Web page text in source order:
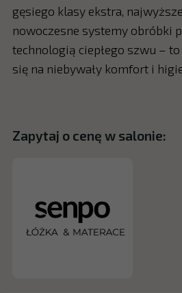
gęsiego klasy ekstra,
nowoczesne systemy obróbki
technologią ciepłego szwu –
się na niebywały komfort i
Zapytaj o cenę w salonie: